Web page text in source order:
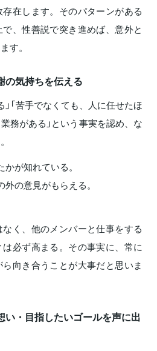
在します。そのパターンがある
、性善説で突き進めば、意外と
す。
の気持ちを伝える
」「苦手でなくても、人に任せたほ
務がある」という事実を認め、な
が知れている。
の意見がもらえる。
く、他のメンバーと仕事をする
必ず高まる。その事実に、常に
向き合うことが大事だと思いま
い・目指したいゴールを声に出